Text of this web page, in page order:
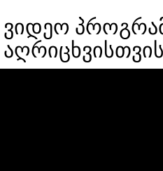
ვიდეო